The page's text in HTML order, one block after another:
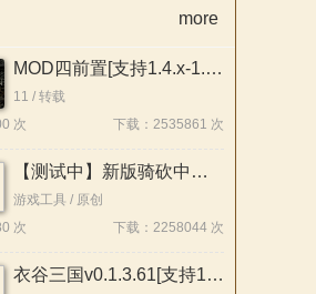
more
MOD四前置[支持1.4.x-1.1.x]26.07.22
11 / 转载
次
下载：2535861 次
【测试中】新版骑砍中文站Mod管理器
游戏工具 / 原创
次
下载：2258044 次
衣谷三国v0.1.3.61[支持1.2.12][Demo版本]